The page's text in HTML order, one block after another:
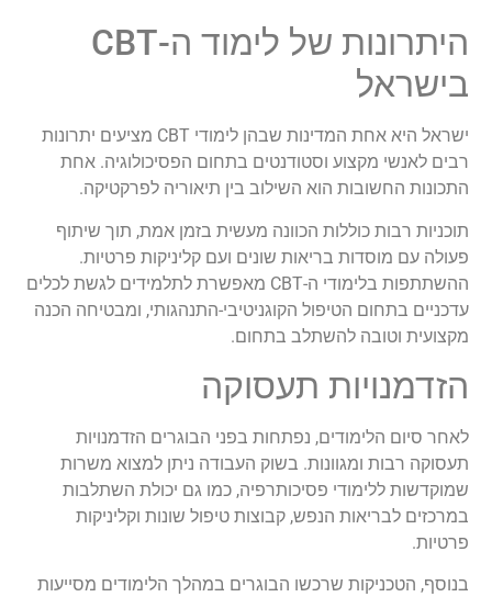
היתרונות של לימוד ה-CBT
בישראל
ישראל היא אחת המדינות שבהן לימודי CBT מציעים יתרונות
רבים לאנשי מקצוע וסטודנטים בתחום הפסיכולוגיה. אחת
התכונות החשובות הוא השילוב בין תיאוריה לפרקטיקה.
תוכניות רבות כוללות הכוונה מעשית בזמן אמת, תוך שיתוף
פעולה עם מוסדות בריאות שונים ועם קליניקות פרטיות.
ההשתתפות בלימודי ה-CBT מאפשרת לתלמידים לגשת לכלים
עדכניים בתחום הטיפול הקוגניטיבי-התנהגותי, ומבטיחה הכנה
מקצועית וטובה להשתלב בתחום.
הזדמנויות תעסוקה
לאחר סיום הלימודים, נפתחות בפני הבוגרים הזדמנויות
תעסוקה רבות ומגוונות. בשוק העבודה ניתן למצוא משרות
שמוקדשות ללימודי פסיכותרפיה, כמו גם יכולת השתלבות
במרכזים לבריאות הנפש, קבוצות טיפול שונות וקליניקות
פרטיות.
בנוסף, הטכניקות שרכשו הבוגרים במהלך הלימודים מסייעות